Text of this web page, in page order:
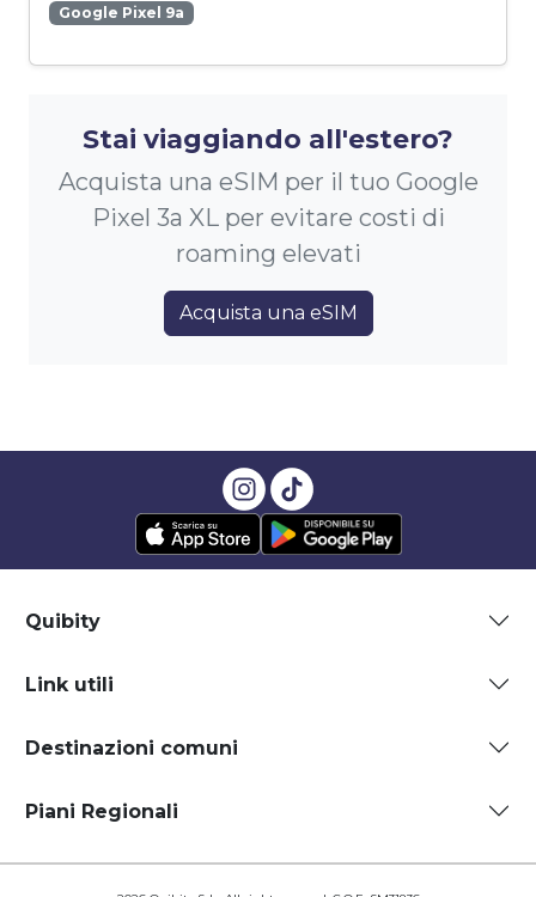
Google Pixel 9a
Stai viaggiando all'estero?
Acquista una eSIM per il tuo Google
Pixel 3a XL per evitare costi di
roaming elevati
Acquista una eSIM
Quibity
Link utili
Destinazioni comuni
Piani Regionali